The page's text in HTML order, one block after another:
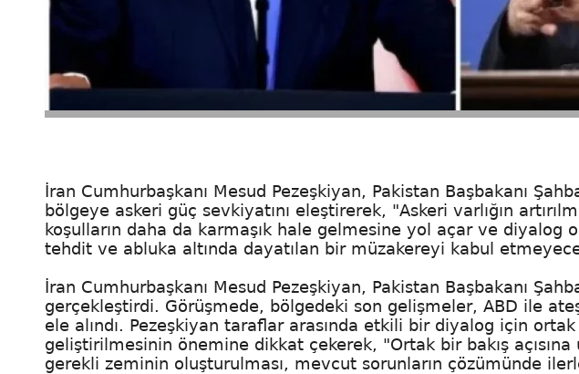
İran Cumhurbaşkanı Mesud Pezeşkiyan, Pakistan Başbakanı
bölgeye askeri güç sevkiyatını eleştirerek, "Askeri varlığın
koşulların daha da karmaşık hale gelmesine yol açar ve diyalog
tehdit ve abluka altında dayatılan bir müzakereyi kabul
İran Cumhurbaşkanı Mesud Pezeşkiyan, Pakistan Başbakanı
gerçekleştirdi. Görüşmede, bölgedeki son gelişmeler, ABD ile
ele alındı. Pezeşkiyan taraflar arasında etkili bir diyalog için
geliştirilmesinin önemine dikkat çekerek, "Ortak bir bakış
gerekli zeminin oluşturulması, mevcut sorunların çözümünde